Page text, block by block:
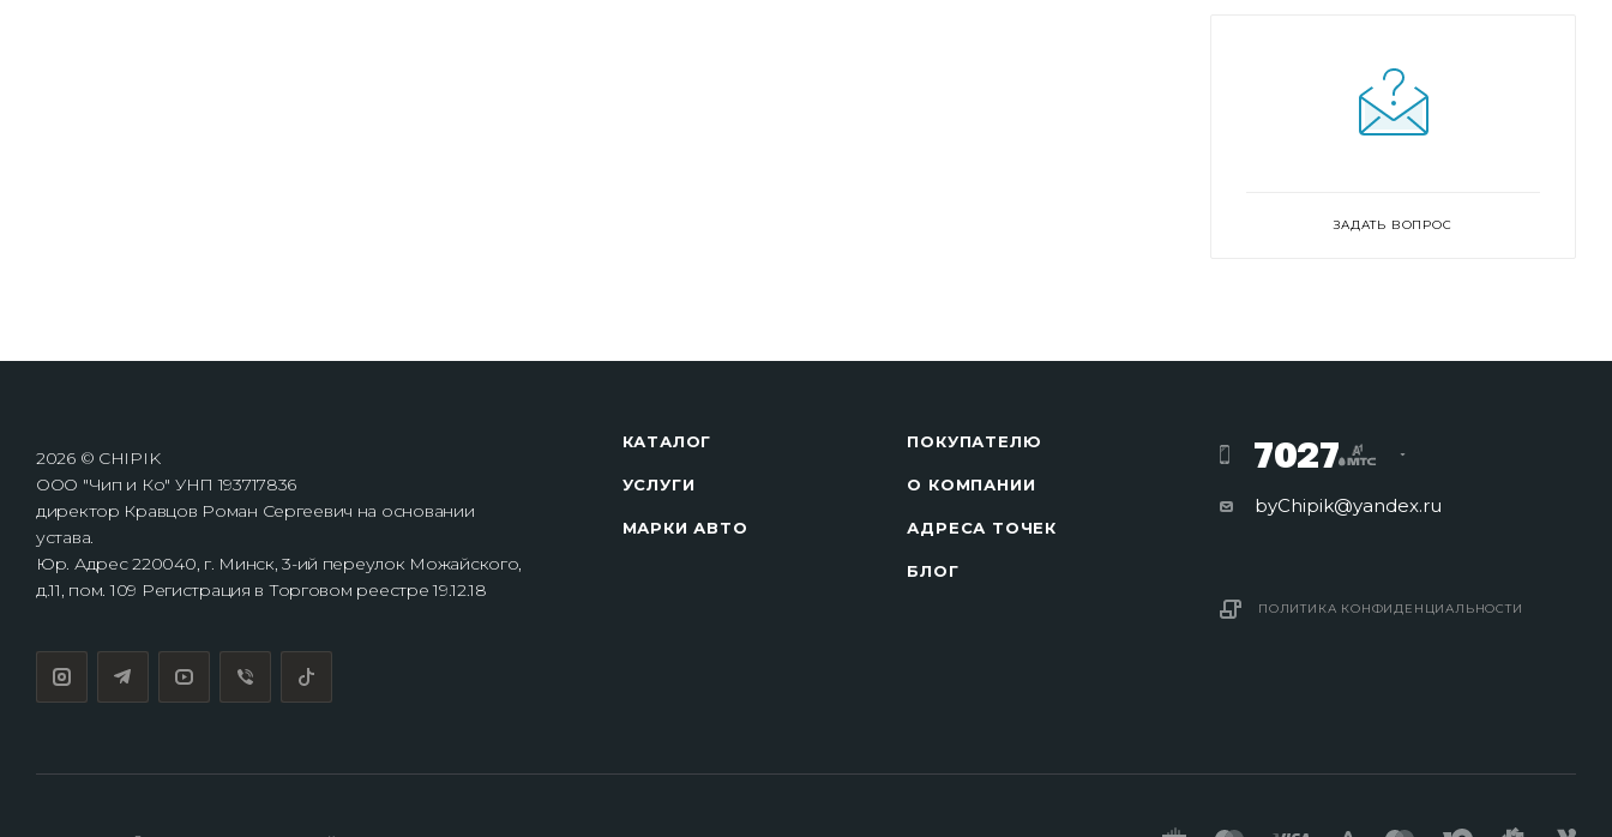
ЗАДАТЬ ВОПРОС
2026 © CHIPIK
ООО "Чип и Ко" УНП 193717836
директор Кравцов Роман Сергеевич на основании
устава.
Юр. Адрес 220040, г. Минск, 3-ий переулок Можайского,
д.11, пом. 109 Регистрация в Торговом реестре 19.12.18
КАТАЛОГ
УСЛУГИ
МАРКИ АВТО
ПОКУПАТЕЛЮ
О КОМПАНИИ
АДРЕСА ТОЧЕК
БЛОГ
7027
byChipik@yandex.ru
ПОЛИТИКА КОНФИДЕНЦИАЛЬНОСТИ